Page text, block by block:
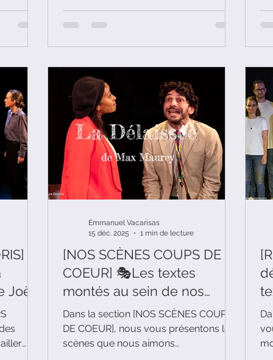
gare"
[NOS SCÈNES COUPS DE
COEUR] 🎭Les textes
montés au sein de nos
cours de théâtre et qui nous
plaisent particulièrement
Dans la section [NOS SCÈNES COUPS
DE COEUR], nous vous présentons les
scènes que nous aimons
Emmanuel Vacarisas
15 déc. 2025
1 min de lecture